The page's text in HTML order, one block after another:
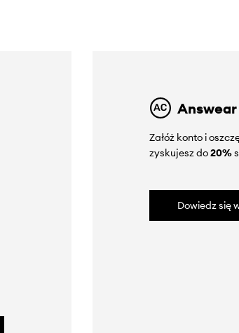
Załóż konto i
zyskujesz do20%
Dowiedz się